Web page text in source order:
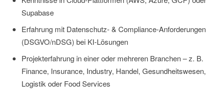
Supabase
Erfahrung mit Datenschutz- & Compliance-Anforderungen
(DSGVO/nDSG) bei KI-Lösungen
Projekterfahrung in einer oder mehreren Branchen – z. B.
Finance, Insurance, Industry, Handel, Gesundheitswesen,
Logistik oder Food Services